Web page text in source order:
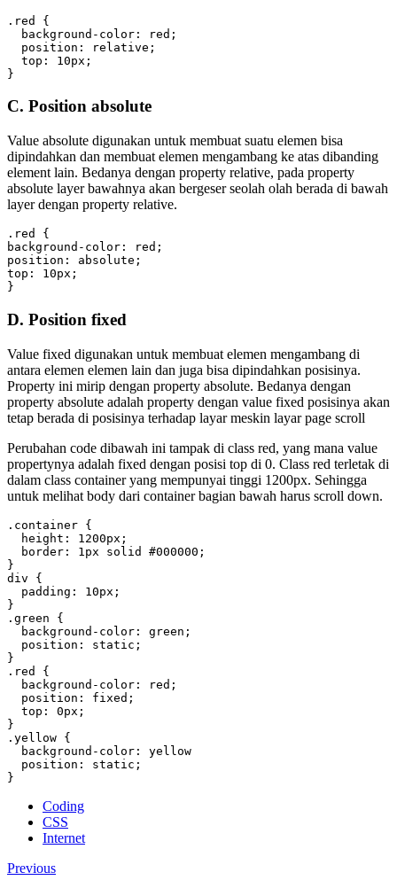
.red {
  background-color: red;
  position: relative;
  top: 10px;
}
C. Position absolute
Value absolute digunakan untuk membuat suatu elemen bisa
dipindahkan dan membuat elemen mengambang ke atas dibanding
element lain. Bedanya dengan property relative, pada property
absolute layer bawahnya akan bergeser seolah olah berada di bawah
layer dengan property relative.
.red {
background-color: red;
position: absolute;
top: 10px;
}
D. Position fixed
Value fixed digunakan untuk membuat elemen mengambang di
antara elemen elemen lain dan juga bisa dipindahkan posisinya.
Property ini mirip dengan property absolute. Bedanya dengan
property absolute adalah property dengan value fixed posisinya akan
tetap berada di posisinya terhadap layar meskin layar page scroll
Perubahan code dibawah ini tampak di class red, yang mana value
propertynya adalah fixed dengan posisi top di 0. Class red terletak di
dalam class container yang mempunyai tinggi 1200px. Sehingga
untuk melihat body dari container bagian bawah harus scroll down.
.container {
  height: 1200px;
  border: 1px solid #000000;
}
div {
  padding: 10px;
}
.green {
  background-color: green;
  position: static;
}
.red {
  background-color: red;
  position: fixed;
  top: 0px;
}
.yellow {
  background-color: yellow
  position: static;
}
Coding
CSS
Internet
Previous